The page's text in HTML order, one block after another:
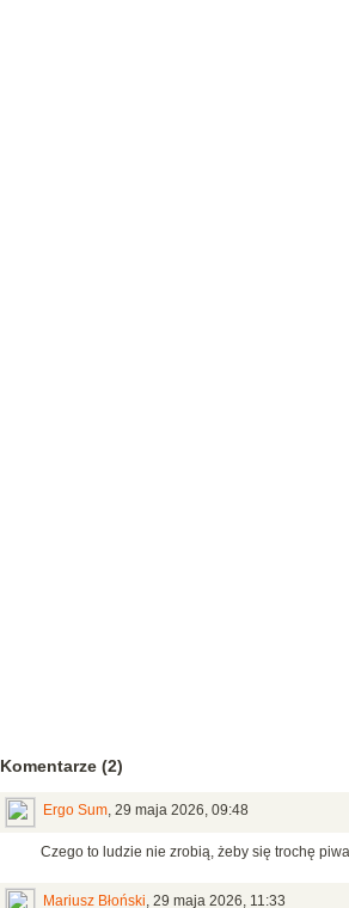
Komentarze (2)
Ergo Sum, 29 maja 2026, 09:48
Czego to ludzie nie zrobią, żeby się trochę
Mariusz Błoński, 29 maja 2026, 11:33